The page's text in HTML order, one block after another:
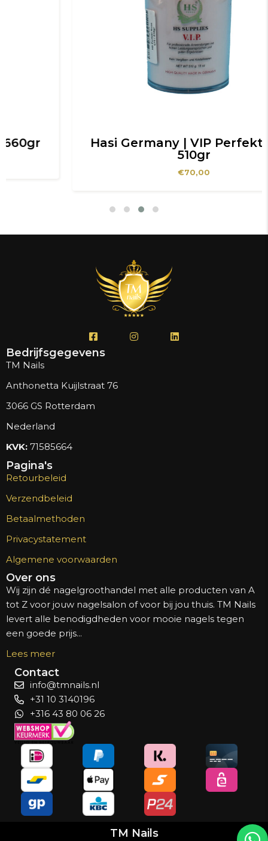
Hasi Germany | VIP Perfekt Rose
Bedrijfsgegevens
TM Nails
Anthonetta Kuijlstraat 76
3066 GS Rotterdam
Nederland
KVK: 71585664
Pagina's
Retourbeleid
Verzendbeleid
Betaalmethoden
Privacystatement
Algemene voorwaarden
Over ons
Wij zijn dé nagelgroothandel met alle producten van A
tot Z voor jouw nagelsalon of voor bij jou thuis. TM Nails
levert alle benodigdheden voor mooie nagels tegen
een goede prijs...
Lees meer
Contact
info@tmnails.nl
+31 10 3140196
+316 43 80 06 26
TM Nails